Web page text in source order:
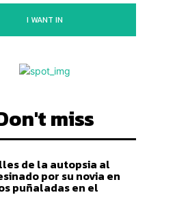
I WANT IN
miss
de la autopsia al
por su novia en
puñaladas en el